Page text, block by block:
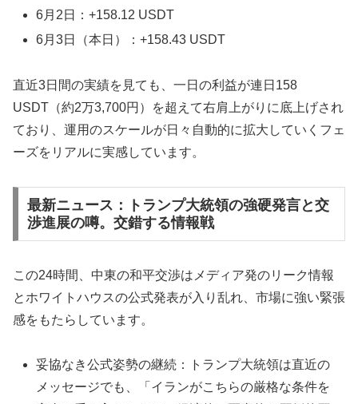
6月2日：+158.12 USDT
6月3日（本日）：+158.43 USDT
直近3日間の実績を見ても、一日の利益が連日158
USDT（約2万3,700円）を超えて右肩上がりに底上げされ
ており、運用のスケールが日々自動的に拡大していくフェ
ーズをリアルに実感しています。
最新ニュース：トランプ大統領の強硬発言と交
渉進展の噂。交錯する情報戦
この24時間、中東の和平交渉はメディア発のリーク情報
とホワイトハウスの公式発表が入り乱れ、市場に強い緊張
感をもたらしています。
妥協なき公式姿勢の継続：トランプ大統領は直近の
メッセージでも、「イランがこちらの厳格な条件を